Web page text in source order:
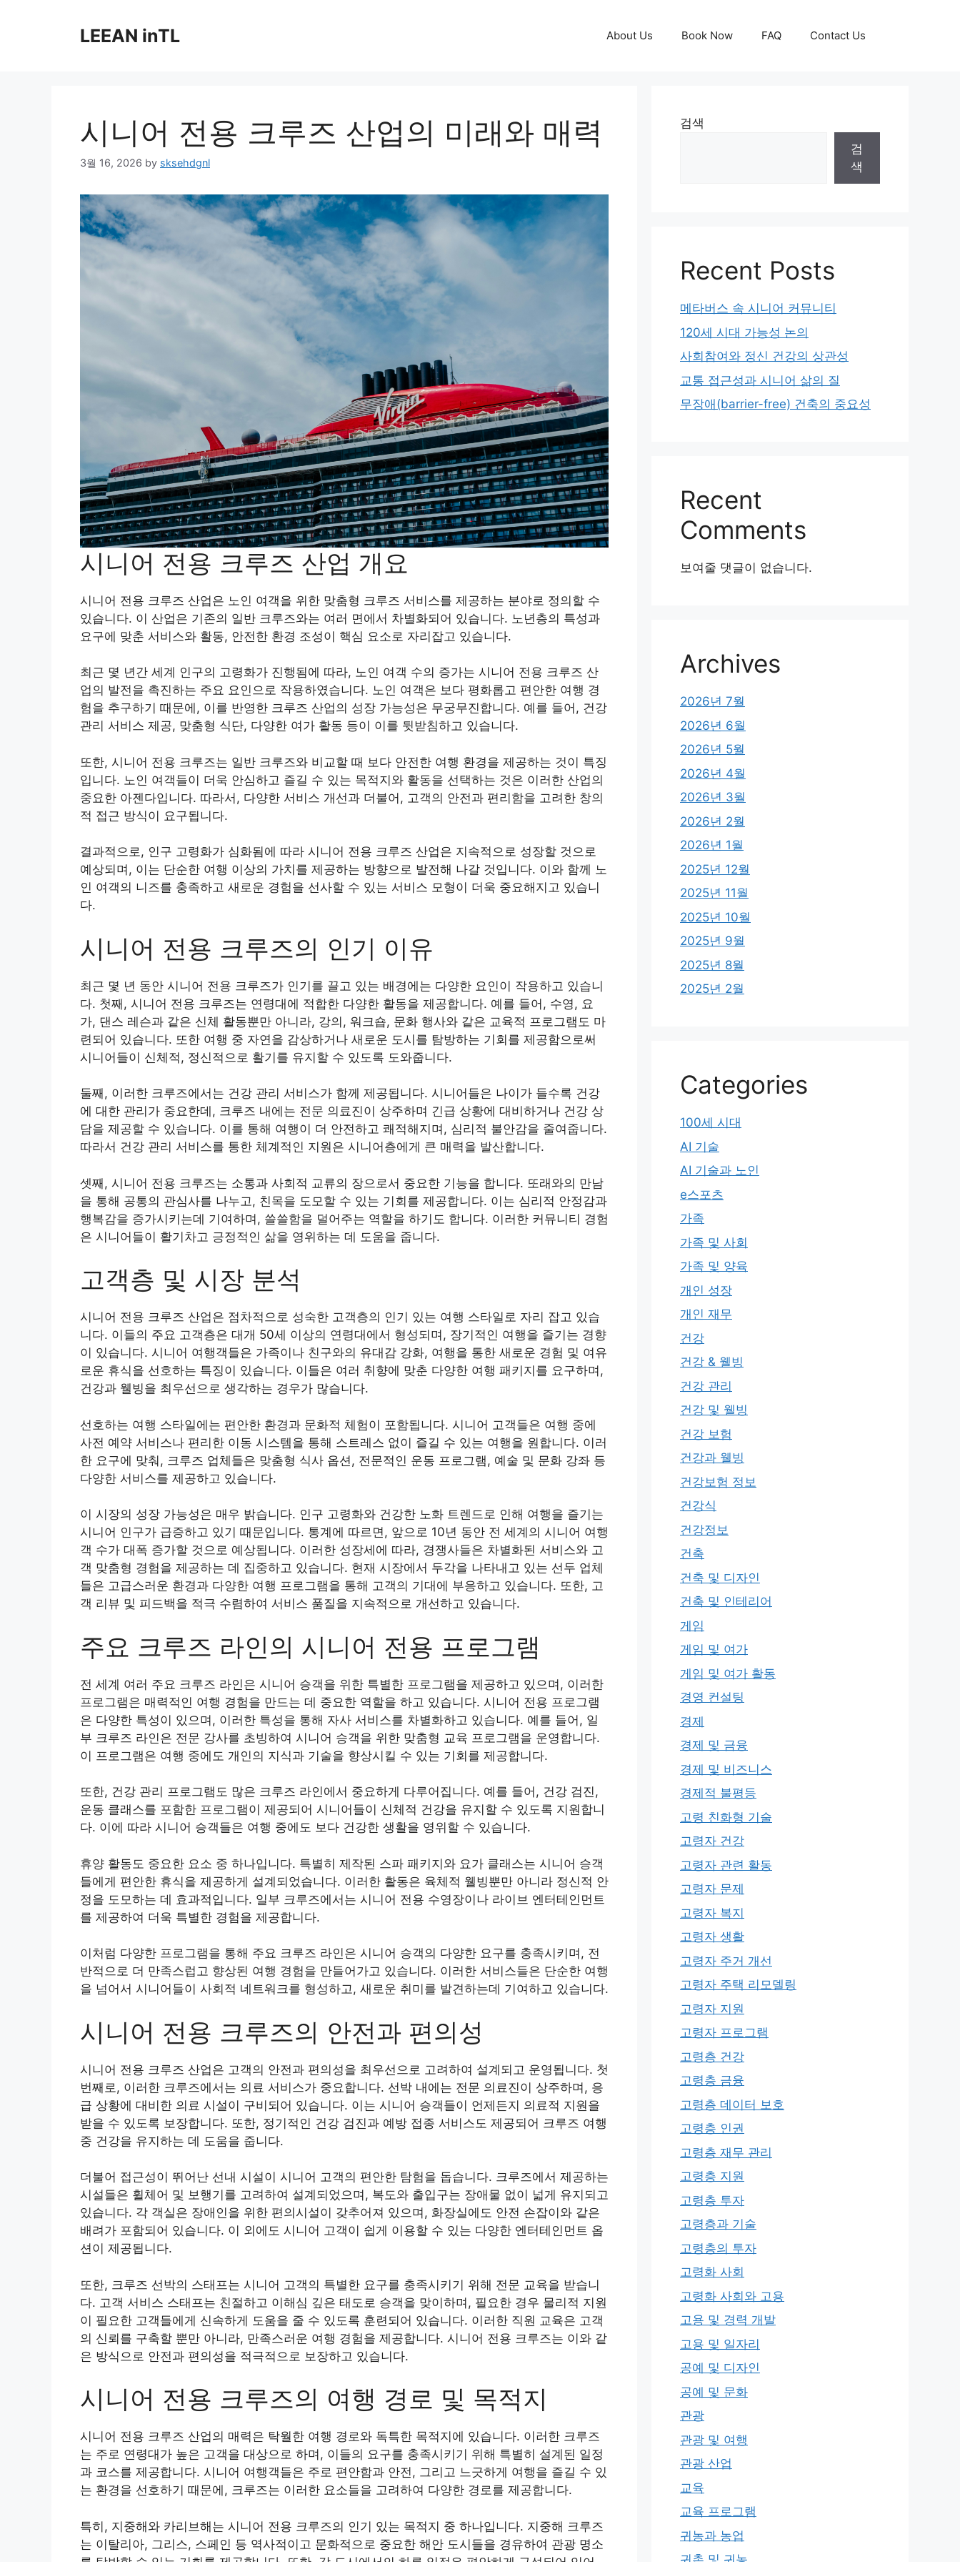
LEEAN inTL About Us Book Now FAQ Contact Us
시니어 전용 크루즈 산업의 미래와 매력
3월 16, 2026 by sksehdgnl
시니어 전용 크루즈 산업 개요
시니어 전용 크루즈 산업은 노인 여객을 위한 맞춤형 크루즈 서비스를 제공하는 분야로 정의할 수
있습니다. 이 산업은 기존의 일반 크루즈와는 여러 면에서 차별화되어 있습니다. 노년층의 특성과
요구에 맞춘 서비스와 활동, 안전한 환경 조성이 핵심 요소로 자리잡고 있습니다.
최근 몇 년간 세계 인구의 고령화가 진행됨에 따라, 노인 여객 수의 증가는 시니어 전용 크루즈 산
업의 발전을 촉진하는 주요 요인으로 작용하였습니다. 노인 여객은 보다 평화롭고 편안한 여행 경
험을 추구하기 때문에, 이를 반영한 크루즈 산업의 성장 가능성은 무궁무진합니다. 예를 들어, 건강
관리 서비스 제공, 맞춤형 식단, 다양한 여가 활동 등이 이를 뒷받침하고 있습니다.
또한, 시니어 전용 크루즈는 일반 크루즈와 비교할 때 보다 안전한 여행 환경을 제공하는 것이 특징
입니다. 노인 여객들이 더욱 안심하고 즐길 수 있는 목적지와 활동을 선택하는 것은 이러한 산업의
중요한 아젠다입니다. 따라서, 다양한 서비스 개선과 더불어, 고객의 안전과 편리함을 고려한 창의
적 접근 방식이 요구됩니다.
결과적으로, 인구 고령화가 심화됨에 따라 시니어 전용 크루즈 산업은 지속적으로 성장할 것으로
예상되며, 이는 단순한 여행 이상의 가치를 제공하는 방향으로 발전해 나갈 것입니다. 이와 함께 노
인 여객의 니즈를 충족하고 새로운 경험을 선사할 수 있는 서비스 모형이 더욱 중요해지고 있습니
다.
시니어 전용 크루즈의 인기 이유
최근 몇 년 동안 시니어 전용 크루즈가 인기를 끌고 있는 배경에는 다양한 요인이 작용하고 있습니
다. 첫째, 시니어 전용 크루즈는 연령대에 적합한 다양한 활동을 제공합니다. 예를 들어, 수영, 요
가, 댄스 레슨과 같은 신체 활동뿐만 아니라, 강의, 워크숍, 문화 행사와 같은 교육적 프로그램도 마
련되어 있습니다. 또한 여행 중 자연을 감상하거나 새로운 도시를 탐방하는 기회를 제공함으로써
시니어들이 신체적, 정신적으로 활기를 유지할 수 있도록 도와줍니다.
둘째, 이러한 크루즈에서는 건강 관리 서비스가 함께 제공됩니다. 시니어들은 나이가 들수록 건강
에 대한 관리가 중요한데, 크루즈 내에는 전문 의료진이 상주하며 긴급 상황에 대비하거나 건강 상
담을 제공할 수 있습니다. 이를 통해 여행이 더 안전하고 쾌적해지며, 심리적 불안감을 줄여줍니다.
따라서 건강 관리 서비스를 통한 체계적인 지원은 시니어층에게 큰 매력을 발산합니다.
셋째, 시니어 전용 크루즈는 소통과 사회적 교류의 장으로서 중요한 기능을 합니다. 또래와의 만남
을 통해 공통의 관심사를 나누고, 친목을 도모할 수 있는 기회를 제공합니다. 이는 심리적 안정감과
행복감을 증가시키는데 기여하며, 쓸쓸함을 덜어주는 역할을 하기도 합니다. 이러한 커뮤니티 경험
은 시니어들이 활기차고 긍정적인 삶을 영위하는 데 도움을 줍니다.
고객층 및 시장 분석
시니어 전용 크루즈 산업은 점차적으로 성숙한 고객층의 인기 있는 여행 스타일로 자리 잡고 있습
니다. 이들의 주요 고객층은 대개 50세 이상의 연령대에서 형성되며, 장기적인 여행을 즐기는 경향
이 있습니다. 시니어 여행객들은 가족이나 친구와의 유대감 강화, 여행을 통한 새로운 경험 및 여유
로운 휴식을 선호하는 특징이 있습니다. 이들은 여러 취향에 맞춘 다양한 여행 패키지를 요구하며,
건강과 웰빙을 최우선으로 생각하는 경우가 많습니다.
선호하는 여행 스타일에는 편안한 환경과 문화적 체험이 포함됩니다. 시니어 고객들은 여행 중에
사전 예약 서비스나 편리한 이동 시스템을 통해 스트레스 없이 즐길 수 있는 여행을 원합니다. 이러
한 요구에 맞춰, 크루즈 업체들은 맞춤형 식사 옵션, 전문적인 운동 프로그램, 예술 및 문화 강좌 등
다양한 서비스를 제공하고 있습니다.
이 시장의 성장 가능성은 매우 밝습니다. 인구 고령화와 건강한 노화 트렌드로 인해 여행을 즐기는
시니어 인구가 급증하고 있기 때문입니다. 통계에 따르면, 앞으로 10년 동안 전 세계의 시니어 여행
객 수가 대폭 증가할 것으로 예상됩니다. 이러한 성장세에 따라, 경쟁사들은 차별화된 서비스와 고
객 맞춤형 경험을 제공하는 데 집중하고 있습니다. 현재 시장에서 두각을 나타내고 있는 선두 업체
들은 고급스러운 환경과 다양한 여행 프로그램을 통해 고객의 기대에 부응하고 있습니다. 또한, 고
객 리뷰 및 피드백을 적극 수렴하여 서비스 품질을 지속적으로 개선하고 있습니다.
주요 크루즈 라인의 시니어 전용 프로그램
전 세계 여러 주요 크루즈 라인은 시니어 승객을 위한 특별한 프로그램을 제공하고 있으며, 이러한
프로그램은 매력적인 여행 경험을 만드는 데 중요한 역할을 하고 있습니다. 시니어 전용 프로그램
은 다양한 특성이 있으며, 이러한 특성을 통해 자사 서비스를 차별화하고 있습니다. 예를 들어, 일
부 크루즈 라인은 전문 강사를 초빙하여 시니어 승객을 위한 맞춤형 교육 프로그램을 운영합니다.
이 프로그램은 여행 중에도 개인의 지식과 기술을 향상시킬 수 있는 기회를 제공합니다.
또한, 건강 관리 프로그램도 많은 크루즈 라인에서 중요하게 다루어집니다. 예를 들어, 건강 검진,
운동 클래스를 포함한 프로그램이 제공되어 시니어들이 신체적 건강을 유지할 수 있도록 지원합니
다. 이에 따라 시니어 승객들은 여행 중에도 보다 건강한 생활을 영위할 수 있습니다.
휴양 활동도 중요한 요소 중 하나입니다. 특별히 제작된 스파 패키지와 요가 클래스는 시니어 승객
들에게 편안한 휴식을 제공하게 설계되었습니다. 이러한 활동은 육체적 웰빙뿐만 아니라 정신적 안
정을 도모하는 데 효과적입니다. 일부 크루즈에서는 시니어 전용 수영장이나 라이브 엔터테인먼트
를 제공하여 더욱 특별한 경험을 제공합니다.
이처럼 다양한 프로그램을 통해 주요 크루즈 라인은 시니어 승객의 다양한 요구를 충족시키며, 전
반적으로 더 만족스럽고 향상된 여행 경험을 만들어가고 있습니다. 이러한 서비스들은 단순한 여행
을 넘어서 시니어들이 사회적 네트워크를 형성하고, 새로운 취미를 발견하는데 기여하고 있습니다.
시니어 전용 크루즈의 안전과 편의성
시니어 전용 크루즈 산업은 고객의 안전과 편의성을 최우선으로 고려하여 설계되고 운영됩니다. 첫
번째로, 이러한 크루즈에서는 의료 서비스가 중요합니다. 선박 내에는 전문 의료진이 상주하며, 응
급 상황에 대비한 의료 시설이 구비되어 있습니다. 이는 시니어 승객들이 언제든지 의료적 지원을
받을 수 있도록 보장합니다. 또한, 정기적인 건강 검진과 예방 접종 서비스도 제공되어 크루즈 여행
중 건강을 유지하는 데 도움을 줍니다.
더불어 접근성이 뛰어난 선내 시설이 시니어 고객의 편안한 탐험을 돕습니다. 크루즈에서 제공하는
시설들은 휠체어 및 보행기를 고려하여 설계되었으며, 복도와 출입구는 장애물 없이 넓게 유지되고
있습니다. 각 객실은 장애인을 위한 편의시설이 갖추어져 있으며, 화장실에도 안전 손잡이와 같은
배려가 포함되어 있습니다. 이 외에도 시니어 고객이 쉽게 이용할 수 있는 다양한 엔터테인먼트 옵
션이 제공됩니다.
또한, 크루즈 선박의 스태프는 시니어 고객의 특별한 요구를 충족시키기 위해 전문 교육을 받습니
다. 고객 서비스 스태프는 친절하고 이해심 깊은 태도로 승객을 맞이하며, 필요한 경우 물리적 지원
이 필요한 고객들에게 신속하게 도움을 줄 수 있도록 훈련되어 있습니다. 이러한 직원 교육은 고객
의 신뢰를 구축할 뿐만 아니라, 만족스러운 여행 경험을 제공합니다. 시니어 전용 크루즈는 이와 같
은 방식으로 안전과 편의성을 적극적으로 보장하고 있습니다.
시니어 전용 크루즈의 여행 경로 및 목적지
시니어 전용 크루즈 산업의 매력은 탁월한 여행 경로와 독특한 목적지에 있습니다. 이러한 크루즈
는 주로 연령대가 높은 고객을 대상으로 하며, 이들의 요구를 충족시키기 위해 특별히 설계된 일정
과 코스를 제공합니다. 시니어 여행객들은 주로 편안함과 안전, 그리고 느긋하게 여행을 즐길 수 있
는 환경을 선호하기 때문에, 크루즈는 이러한 요소들을 고려하여 다양한 경로를 제공합니다.
특히, 지중해와 카리브해는 시니어 전용 크루즈의 인기 있는 목적지 중 하나입니다. 지중해 크루즈
는 이탈리아, 그리스, 스페인 등 역사적이고 문화적으로 중요한 해안 도시들을 경유하여 관광 명소
검색
검
색
Recent Posts
메타버스 속 시니어 커뮤니티
120세 시대 가능성 논의
사회참여와 정신 건강의 상관성
교통 접근성과 시니어 삶의 질
무장애(barrier-free) 건축의 중요성
Recent
Comments
보여줄 댓글이 없습니다.
Archives
2026년 7월
2026년 6월
2026년 5월
2026년 4월
2026년 3월
2026년 2월
2026년 1월
2025년 12월
2025년 11월
2025년 10월
2025년 9월
2025년 8월
2025년 2월
Categories
100세 시대
AI 기술
AI 기술과 노인
e스포츠
가족
가족 및 사회
가족 및 양육
개인 성장
개인 재무
건강
건강 & 웰빙
건강 관리
건강 및 웰빙
건강 보험
건강과 웰빙
건강보험 정보
건강식
건강정보
건축
건축 및 디자인
건축 및 인테리어
게임
게임 및 여가
게임 및 여가 활동
경영 컨설팅
경제
경제 및 금융
경제 및 비즈니스
경제적 불평등
고령 친화형 기술
고령자 건강
고령자 관련 활동
고령자 문제
고령자 복지
고령자 생활
고령자 주거 개선
고령자 주택 리모델링
고령자 지원
고령자 프로그램
고령층 건강
고령층 금융
고령층 데이터 보호
고령층 인권
고령층 재무 관리
고령층 지원
고령층 투자
고령층과 기술
고령층의 투자
고령화 사회
고령화 사회와 고용
고용 및 경력 개발
고용 및 일자리
공예 및 디자인
공예 및 문화
관광
관광 및 여행
관광 산업
교육
교육 프로그램
귀농과 농업
귀촌 및 귀농